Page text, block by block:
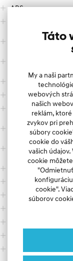
Všetky autá za
AC AUTOCENTRUM |
ABS
Aktívny asistent
Android Auto
Apple CarPlay
LDA - Systém
opustení jazdného
AHB - Automatické
prepínanie
Asistent
kolíziám na
Airbag - bočný
Airbagy - bočné
Digitálny kľúč
okná
Táto
My a naši
webových
našich
reklám,
zvykov pri
súbory
cookie do
vašich
cookie
cookie".
súborov